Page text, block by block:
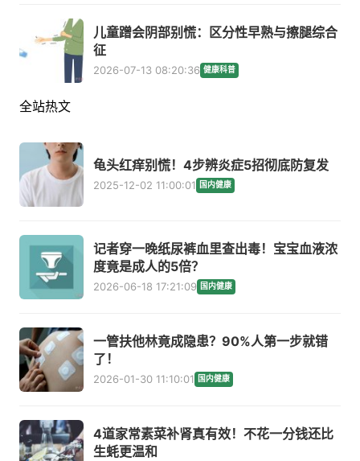
儿童蹭会阴部别慌：区分性早熟与擦腿综合
征
2026-07-13 08:20:36 健康科普
全站热文
龟头红痒别慌！4步辨炎症5招彻底防复发
2025-12-02 11:00:01 国内健康
记者穿一晚纸尿裤血里查出毒！宝宝血液浓
度竟是成人的5倍？
2026-06-18 17:21:09 国内健康
一管扶他林竟成隐患？90%人第一步就错
了！
2026-01-30 11:10:01 国内健康
4道家常素菜补肾真有效！不花一分钱还比
生蚝更温和